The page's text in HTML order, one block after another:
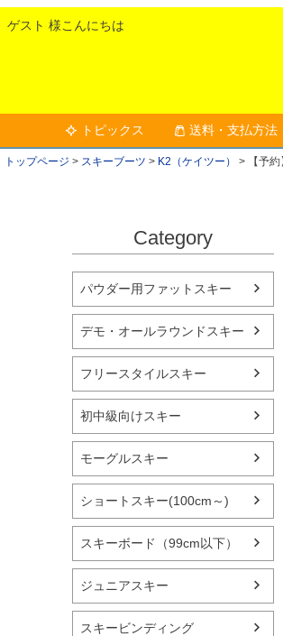
ゲスト 様こんにちは
トピックス 送料・支払方法
トップページ スキーブーツ K2（ケイツー） 【予
Category
パウダー用ファットスキー
デモ・オールラウンドスキー
フリースタイルスキー
初中級向けスキー
モーグルスキー
ショートスキー(100cm～)
スキーボード（99cm以下）
ジュニアスキー
スキービンディング